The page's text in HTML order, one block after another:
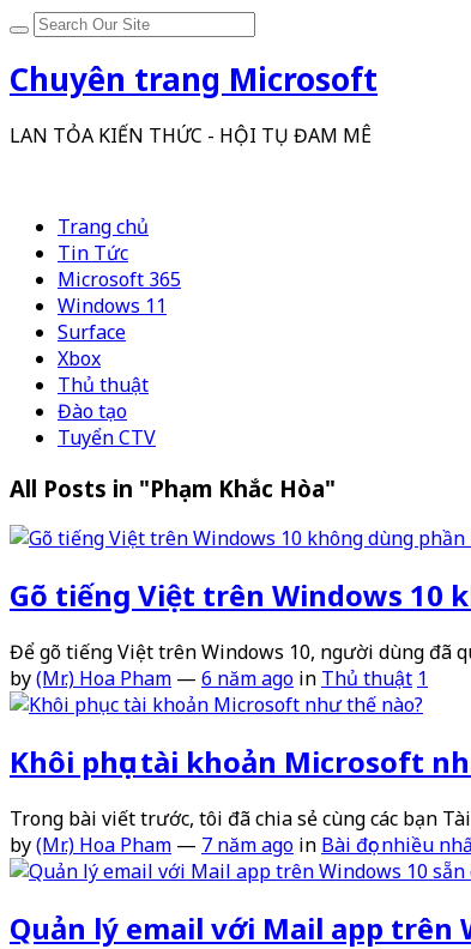
Chuyên trang Microsoft
LAN TỎA KIẾN THỨC - HỘI TỤ ĐAM MÊ
Trang chủ
Tin Tức
Microsoft 365
Windows 11
Surface
Xbox
Thủ thuật
Đào tạo
Tuyển CTV
All Posts in "Phạm Khắc Hòa"
Gõ tiếng Việt trên Windows 10
Để gõ tiếng Việt trên Windows 10, người dùng đã
by(Mr.) Hoa Pham — 6 năm ago in Thủ thuật 1
Khôi phục tài khoản Microsoft
Trong bài viết trước, tôi đã chia sẻ cùng các bạn
by(Mr.) Hoa Pham — 7 năm ago in Bài đọc nhiều
Quản lý email với Mail app trên